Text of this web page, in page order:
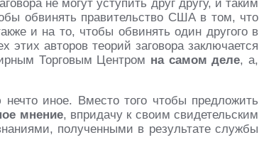
не могут уступить друг другу, и таким
обвинять правительство США в том, что
и на то, чтобы обвинять один другого в
авторов теорий заговора заключается
Торговым Центром на самом деле, а,
иное. Вместо того чтобы предложить
мнение, впридачу к своим свидетельским
полученными в результате службы